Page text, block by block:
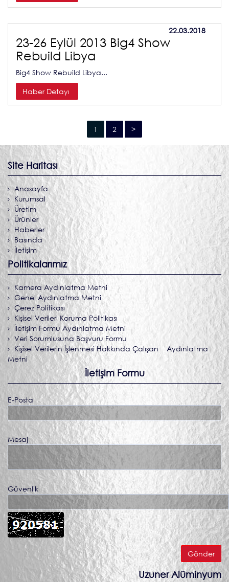
22.03.2018
23-26 Eylül 2013 Big4 Show
Rebuild Libya
Big4 Show Rebuild Libya...
Haber Detayı
Site Haritası
Anasayfa
Kurumsal
Üretim
Ürünler
Haberler
Basında
İletişim
Politikalarımız
Kamera Aydınlatma Metni
Genel Aydınlatma Metni
Çerez Politikası
Kişisel Verileri Koruma Politikası
İletişim Formu Aydınlatma Metni
Veri Sorumlusuna Başvuru Formu
Kişisel Verilerin İşlenmesi Hakkında Çalışan Aydınlatma
Metni
İletişim Formu
E-Posta
Mesaj
Güvenlik
Uzuner Alüminyum